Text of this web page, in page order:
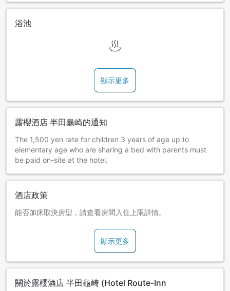
浴池
顯示更多
露櫻酒店 半田龜崎的通知
The 1,500 yen rate for children 3 years of age up to
elementary age who are sharing a bed with parents must
be paid on-site at the hotel.
酒店政策
能否加床取決房型，請查看房間入住上限詳情。
顯示更多
關於露櫻酒店 半田龜崎 (Hotel Route-Inn